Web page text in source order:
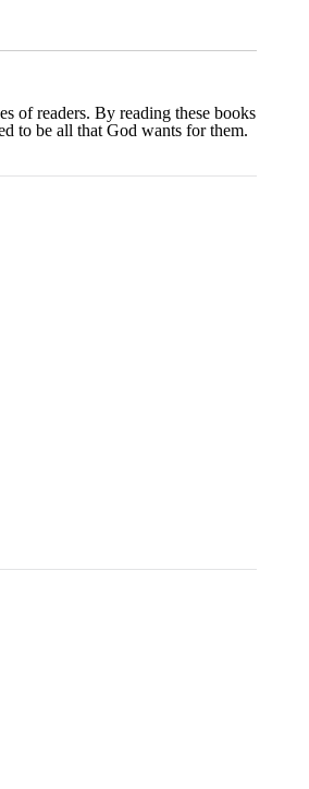
of readers. By reading these books
to be all that God wants for them.